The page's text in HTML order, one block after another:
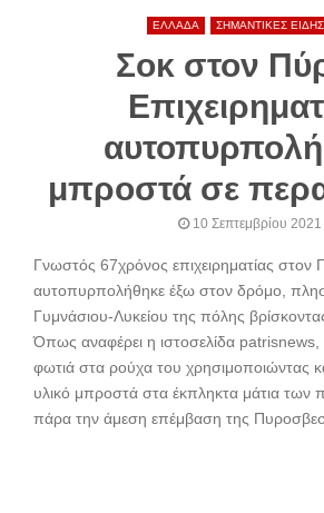
ΕΛΛΑΔΑ ΣΗΜΑΝΤΙΚΕΣ
Σοκ στον
μπροστά σε
10 Σεπτεμβρίου 2021
Γνωστός 67χρόνος επιχειρηματίας στον
αυτοπυρπολήθηκε έξω στον δρόμο,
Γυμνάσιου-Λυκείου της πόλης
Όπως αναφέρει η ιστοσελίδα patrisnews,
φωτιά στα ρούχα του χρησιμοποιώντας
υλικό μπροστά στα έκπληκτα μάτια των
πάρα την άμεση επέμβαση της